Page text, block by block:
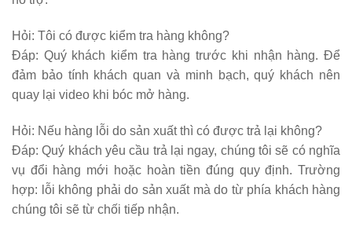
Hỏi: Tôi có được kiểm tra hàng không?
Đáp: Quý khách kiểm tra hàng trước khi nhận hàng. Để
đảm bảo tính khách quan và minh bạch, quý khách nên
quay lại video khi bóc mở hàng.
Hỏi: Nếu hàng lỗi do sản xuất thì có được trả lại không?
Đáp: Quý khách yêu cầu trả lại ngay, chúng tôi sẽ có nghĩa
vụ đổi hàng mới hoặc hoàn tiền đúng quy định. Trường
hợp: lỗi không phải do sản xuất mà do từ phía khách hàng
chúng tôi sẽ từ chối tiếp nhận.